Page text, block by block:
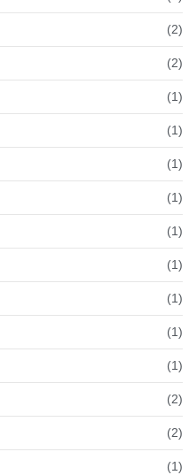
(2)
(2)
(1)
(1)
(1)
(1)
(1)
(1)
(1)
(1)
(1)
(2)
(2)
(1)